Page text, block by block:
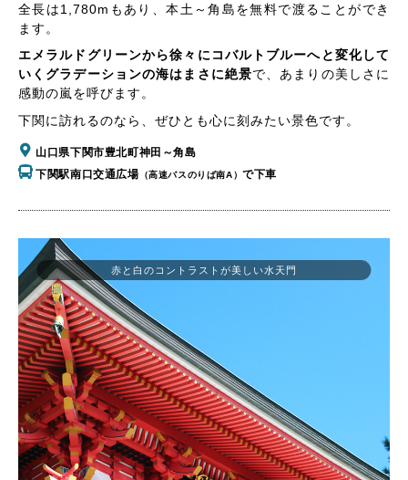
全長は1,780mもあり、本土～角島を無料で渡ることができ
ます。
エメラルドグリーンから徐々にコバルトブルーへと変化して
いくグラデーションの海はまさに絶景で、あまりの美しさに
感動の嵐を呼びます。
下関に訪れるのなら、ぜひとも心に刻みたい景色です。
山口県下関市豊北町神田～角島
下関駅南口交通広場 （高速バスのりば南A）で下車
赤と白のコントラストが美しい水天門